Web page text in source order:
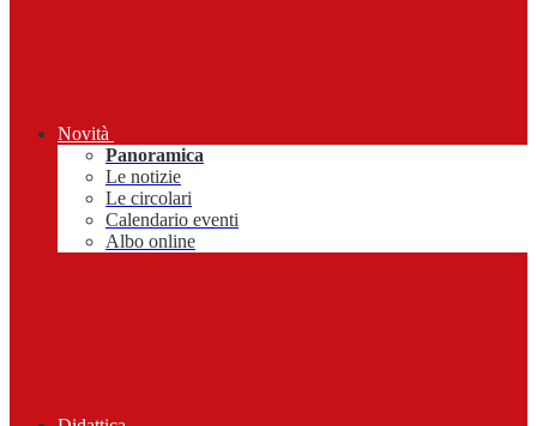
Novità
Panoramica
Le notizie
Le circolari
Calendario eventi
Albo online